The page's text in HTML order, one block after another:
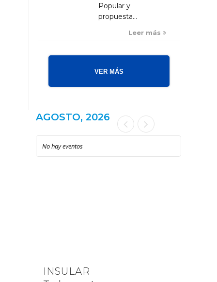
Popular y
propuesta...
Leer más
VER MÁS
AGOSTO, 2026
No hay eventos
INSULAR